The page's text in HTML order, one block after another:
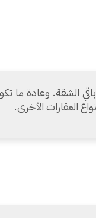
الشقة. وعادة ما
العقارات الأخرى.